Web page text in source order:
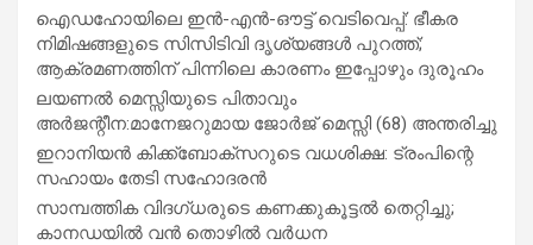
ഐഡഹോയിലെ ഇൻ-എൻ-ഔട്ട് വെടിവെപ്പ്: ഭീകര
നിമിഷങ്ങളുടെ സിസിടിവി ദൃശ്യങ്ങൾ പുറത്ത്;
ആക്രമണത്തിന് പിന്നിലെ കാരണം ഇപ്പോഴും ദുരൂഹം
ലയണൽ മെസ്സിയുടെ പിതാവും
അർജന്റീന:മാനേജറുമായ ജോർജ് മെസ്സി (68) അന്തരിച്ചു
ഇറാനിയൻ കിക്ക്ബോക്സറുടെ വധശിക്ഷ: ട്രംപിന്റെ
സഹായം തേടി സഹോദരൻ
സാമ്പത്തിക വിദഗ്ധരുടെ കണക്കുകൂട്ടൽ തെറ്റിച്ചു;
കാനഡയിൽ വൻ തൊഴിൽ വർധന